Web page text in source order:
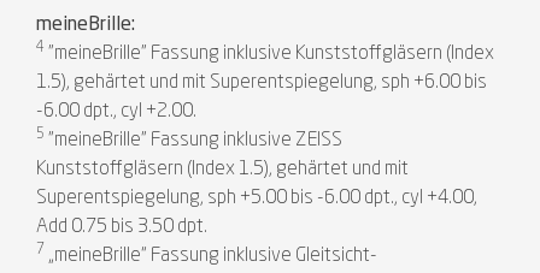
meineBrille:
4 "meineBrille" Fassung inklusive Kunststoffgläsern (Index
1.5), gehärtet und mit Superentspiegelung, sph +6.00 bis
-6.00 dpt., cyl +2.00.
5 "meineBrille" Fassung inklusive ZEISS
Kunststoffgläsern (Index 1.5), gehärtet und mit
Superentspiegelung, sph +5.00 bis -6.00 dpt., cyl +4.00,
Add 0.75 bis 3.50 dpt.
7 „meineBrille“ Fassung inklusive Gleitsicht-